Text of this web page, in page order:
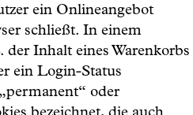
ein Onlineangebot
schließt. In einem
der Inhalt eines Warenkorbs
ein Login-Status
oder